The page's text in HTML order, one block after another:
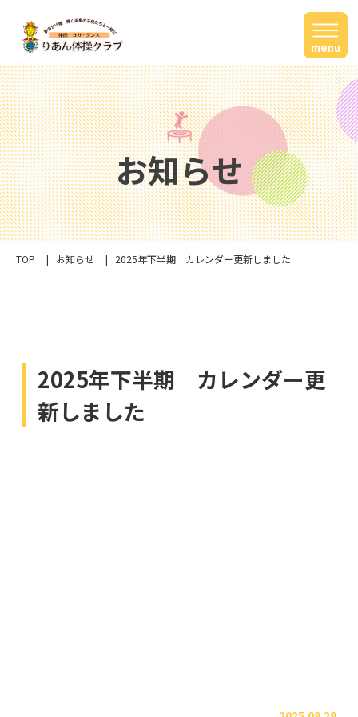
menu
お知らせ
TOP お知らせ 2025年下半期 カレンダー更新しました
2025年下半期 カレンダー更
新しました